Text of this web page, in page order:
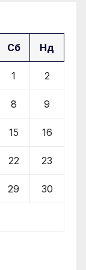
Сб Нд
1 2
8 9
15 16
22 23
29 30